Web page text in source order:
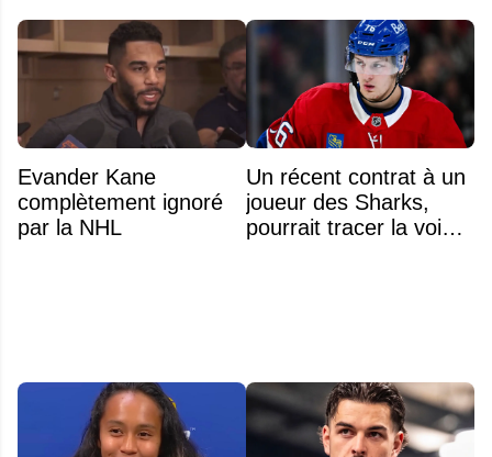
Evander Kane
complètement ignoré
par la NHL
Un récent contrat à un
joueur des Sharks,
pourrait tracer la voie à